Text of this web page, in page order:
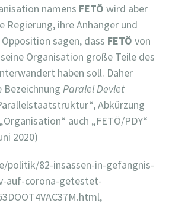
namens FETÖ wird aber
Regierung, ihre Anhänger und
sagen, dass FETÖ von
Organisation große Teile des
haben soll. Daher
Paralel Devlet
Abkürzung
auch „FETÖ/PDY“
2020)
politik/82-insassen-in-gefangnis-
auf-corona-getestet-